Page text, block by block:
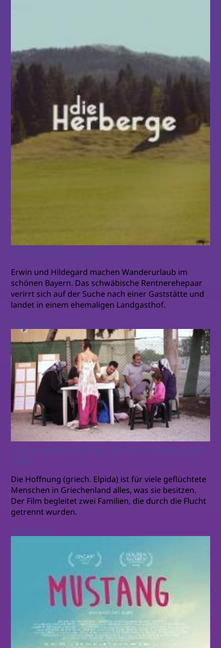
Erwin und Hildegard machen Wanderurlaub im
schönen Bayern. Das schwäbische Rentnerehepaar
verirrt sich auf der Suche nach einer Gaststätte und
landet in einem ehemaligen Landgasthof.
Dokumentarfilm: Elpida – Hoffnung Familien auf der
Flucht
Die Hoffnung (griech. Elpida) ist für viele geflüchtete
Menschen in Griechenland alles, was sie besitzen.
Der Film begleitet zwei Familien, die durch die Flucht
getrennt wurden.
weiterlesen